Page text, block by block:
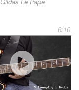
6/10